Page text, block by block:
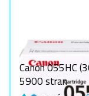
Canon 055HC
5900 stran